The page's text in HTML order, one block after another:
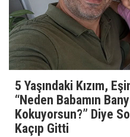
5 Yaşındaki Kızım,
“Neden Babamın
Kokuyorsun?” Diye
Kaçıp Gitti